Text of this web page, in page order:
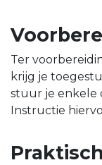
Ter
krijg je
stuur je enkele
Instructie